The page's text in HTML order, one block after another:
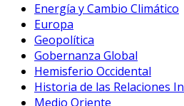
Energía y Cambio Climático
Europa
Geopolítica
Gobernanza Global
Hemisferio Occidental
Historia de las Relaciones
Medio Oriente